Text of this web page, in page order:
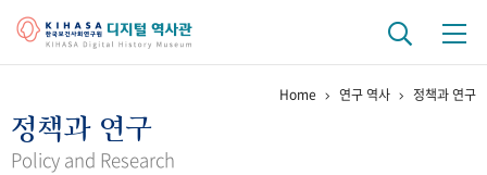
걸어온 길 기관 변천사
Home 연구 역사 정책과 연구
정책과 연구
Policy and Research